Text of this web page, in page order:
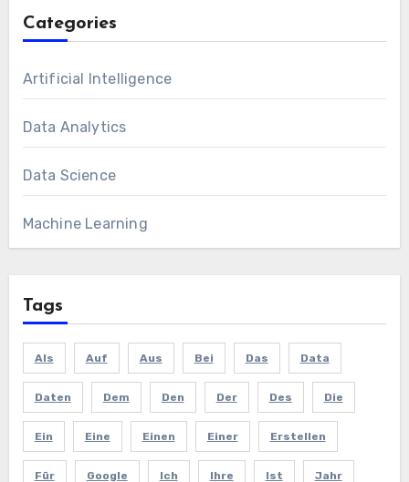
Categories
Artificial Intelligence
Data Analytics
Data Science
Machine Learning
Tags
Als Auf Aus Bei Das Data
Daten Dem Den Der Des Die
Ein Eine Einen Einer Erstellen
Für Google Ich Ihre Ist Jahr